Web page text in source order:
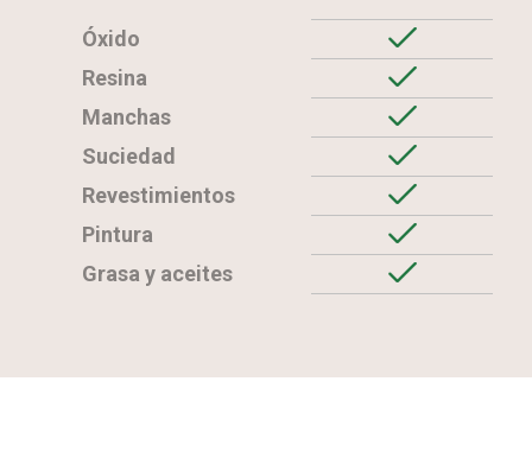
Óxido
Resina
Manchas
Suciedad
Revestimientos
Pintura
Grasa y aceites